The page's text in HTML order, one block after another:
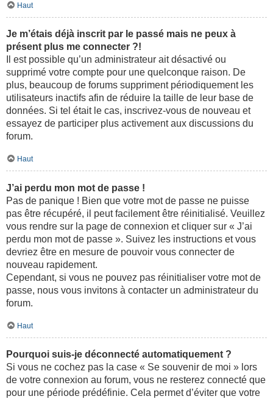
Haut
Je m’étais déjà inscrit par le passé mais ne peux à
présent plus me connecter ?!
Il est possible qu’un administrateur ait désactivé ou
supprimé votre compte pour une quelconque raison. De
plus, beaucoup de forums suppriment périodiquement les
utilisateurs inactifs afin de réduire la taille de leur base de
données. Si tel était le cas, inscrivez-vous de nouveau et
essayez de participer plus activement aux discussions du
forum.
Haut
J’ai perdu mon mot de passe !
Pas de panique ! Bien que votre mot de passe ne puisse
pas être récupéré, il peut facilement être réinitialisé. Veuillez
vous rendre sur la page de connexion et cliquer sur « J’ai
perdu mon mot de passe ». Suivez les instructions et vous
devriez être en mesure de pouvoir vous connecter de
nouveau rapidement.
Cependant, si vous ne pouvez pas réinitialiser votre mot de
passe, nous vous invitons à contacter un administrateur du
forum.
Haut
Pourquoi suis-je déconnecté automatiquement ?
Si vous ne cochez pas la case « Se souvenir de moi » lors
de votre connexion au forum, vous ne resterez connecté que
pour une période prédéfinie. Cela permet d’éviter que votre